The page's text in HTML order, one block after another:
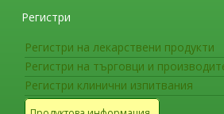
Регистри
Регистри на лекарствени продукти
Регистри на търговци и
Регистри клинични изпитвания
които те може да
напредъка на
лекарства.